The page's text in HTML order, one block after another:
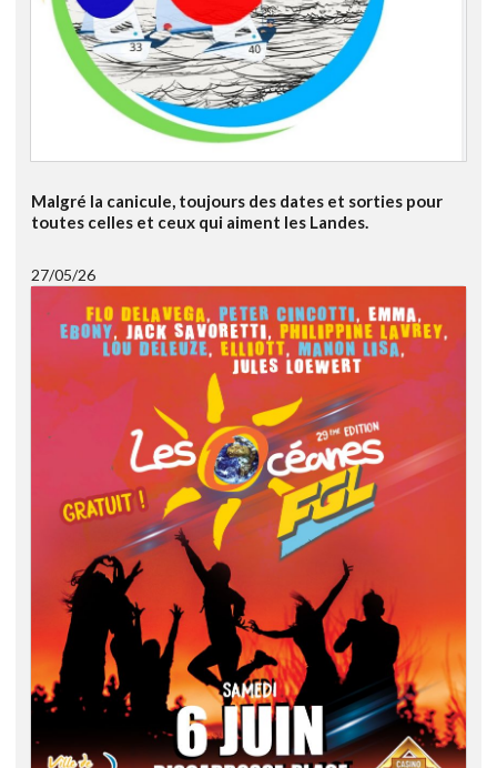
Malgré la canicule, toujours des dates et sorties pour
toutes celles et ceux qui aiment les Landes.
27/05/26